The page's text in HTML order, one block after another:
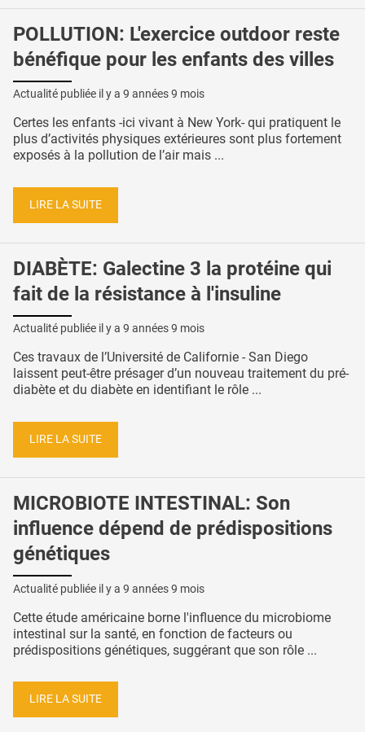
POLLUTION: L'exercice outdoor reste
bénéfique pour les enfants des villes
Actualité publiée il y a 9 années 9 mois
Certes les enfants -ici vivant à New York- qui pratiquent le
plus d’activités physiques extérieures sont plus fortement
exposés à la pollution de l’air mais ...
LIRE LA SUITE
DIABÈTE: Galectine 3 la protéine qui
fait de la résistance à l'insuline
Actualité publiée il y a 9 années 9 mois
Ces travaux de l’Université de Californie - San Diego
laissent peut-être présager d’un nouveau traitement du pré-
diabète et du diabète en identifiant le rôle ...
LIRE LA SUITE
MICROBIOTE INTESTINAL: Son
influence dépend de prédispositions
génétiques
Actualité publiée il y a 9 années 9 mois
Cette étude américaine borne l'influence du microbiome
intestinal sur la santé, en fonction de facteurs ou
prédispositions génétiques, suggérant que son rôle ...
LIRE LA SUITE